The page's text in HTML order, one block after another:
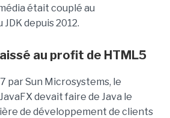
était couplé au
depuis 2012.
au profit de HTML5
par Sun Microsystems, le
devait faire de Java le
de développement de clients